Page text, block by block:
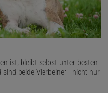
ist, bleibt selbst unter besten
beide Vierbeiner - nicht nur